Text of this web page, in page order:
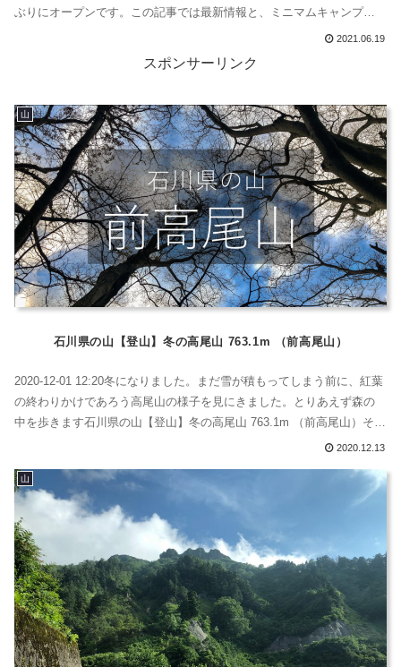
ぶりにオープンです。この記事では最新情報と、ミニマムキャンプに
最適なその魅力をお伝えしています。ホワイトロードのキャンプ場、
中宮温泉野営場の紹介まずは雰囲気を1分の動画で紹介どんな雰囲気か
とりあえず知りたいという方のために1分の動画をこちらに用意しまし
2021.06.19
スポンサーリンク
山
石川県の山【登山】冬の高尾山 763.1m （前高尾山）
2020-12-01 12:20冬になりました。まだ雪が積もってしまう前に、紅葉
の終わりかけであろう高尾山の様子を見にきました。とりあえず森の
中を歩きます石川県の山【登山】冬の高尾山 763.1m （前高尾山）そう
したら、見晴らしのいいところで写真を撮りましょう。そしてまたし
りがたいです。雨か雪が溶けた水かわからないけど湿っている。滑ら...
2020.12.13
山